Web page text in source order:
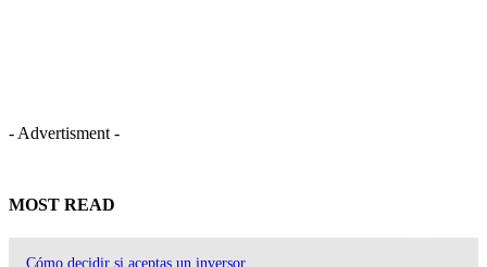
- Advertisment -
MOST READ
Cómo decidir si aceptas un inversor